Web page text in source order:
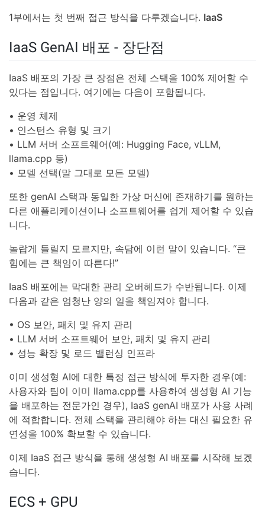
1부에서는 첫 번째 접근 방식을 다루겠습니다. IaaS
IaaS GenAI 배포 - 장단점
IaaS 배포의 가장 큰 장점은 전체 스택을 100% 제어할 수
있다는 점입니다. 여기에는 다음이 포함됩니다.
• 운영 체제
• 인스턴스 유형 및 크기
• LLM 서버 소프트웨어(예: Hugging Face, vLLM,
llama.cpp 등)
• 모델 선택(말 그대로 모든 모델)
또한 genAI 스택과 동일한 가상 머신에 존재하기를 원하는
다른 애플리케이션이나 소프트웨어를 쉽게 제어할 수 있습
니다.
놀랍게 들릴지 모르지만, 속담에 이런 말이 있습니다. “큰
힘에는 큰 책임이 따른다!”
IaaS 배포에는 막대한 관리 오버헤드가 수반됩니다. 이제
다음과 같은 엄청난 양의 일을 책임져야 합니다.
• OS 보안, 패치 및 유지 관리
• LLM 서버 소프트웨어 보안, 패치 및 유지 관리
• 성능 확장 및 로드 밸런싱 인프라
이미 생성형 AI에 대한 특정 접근 방식에 투자한 경우(예:
사용자와 팀이 이미 llama.cpp를 사용하여 생성형 AI 기능
을 배포하는 전문가인 경우), IaaS genAI 배포가 사용 사례
에 적합합니다. 전체 스택을 관리해야 하는 대신 필요한 유
연성을 100% 확보할 수 있습니다.
이제 IaaS 접근 방식을 통해 생성형 AI 배포를 시작해 보겠
습니다.
ECS + GPU